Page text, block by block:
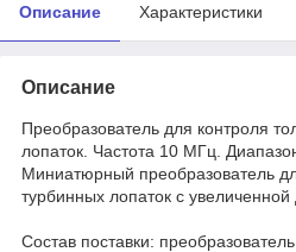
Описание Характеристики
Описание
Преобразователь для контроля
лопаток. Частота 10 МГц.
Миниатюрный преобразователь
турбинных лопаток с
Состав поставки: